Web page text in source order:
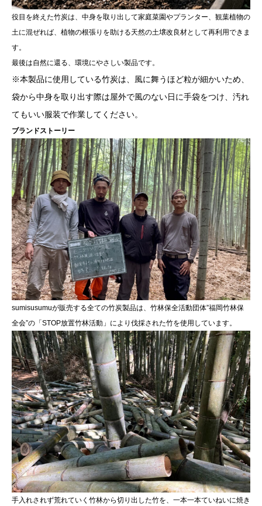
役目を終えた竹炭は、中身を取り出して家庭菜園やプランター、観葉植物の
土に混ぜれば、植物の根張りを助ける天然の土壌改良材として再利用できま
す。
最後は自然に還る、環境にやさしい製品です。
※本製品に使用している竹炭は、風に舞うほど粒が細かいため、
袋から中身を取り出す際は屋外で風のない日に手袋をつけ、汚れ
てもいい服装で作業してください。
ブランドストーリー
sumisusumuが販売する全ての竹炭製品は、竹林保全活動団体”福岡竹林保
全会”の「STOP放置竹林活動」により伐採された竹を使用しています。
手入れされず荒れていく竹林から切り出した竹を、一本一本ていねいに焼き